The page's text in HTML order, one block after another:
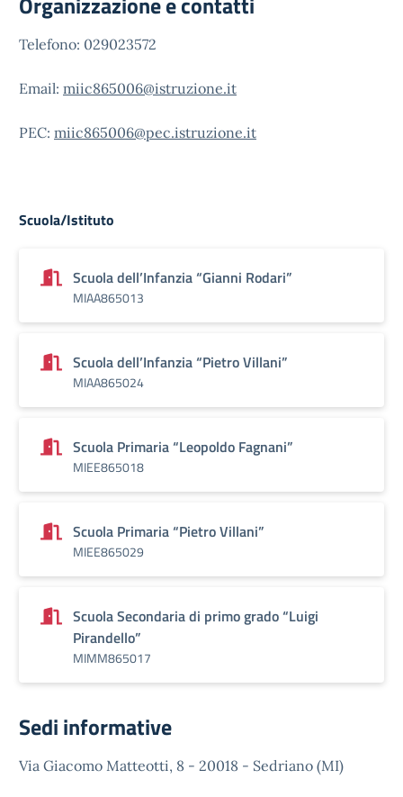
Telefono: 029023572
Email: miic865006@istruzione.it
PEC: miic865006@pec.istruzione.it
Scuola/Istituto
Scuola dell’Infanzia “Gianni Rodari”
MIAA865013
Scuola dell’Infanzia “Pietro Villani”
MIAA865024
Scuola Primaria “Leopoldo Fagnani”
MIEE865018
Scuola Primaria “Pietro Villani”
MIEE865029
Scuola Secondaria di primo grado “Luigi
Pirandello”
MIMM865017
Sedi informative
Via Giacomo Matteotti, 8 - 20018 - Sedriano (MI)